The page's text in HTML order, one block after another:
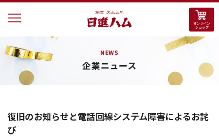
工業株式
会社＜日
オンライン
ショップ
NEWS
企業ニュース
復旧のお知らせと電話回線システム障害によるお詫
び